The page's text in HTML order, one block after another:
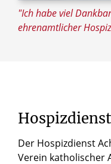
"Ich habe viel
ehrenamtlicher
Hospizdienst
Der Hospizdienst
Verein katholischer